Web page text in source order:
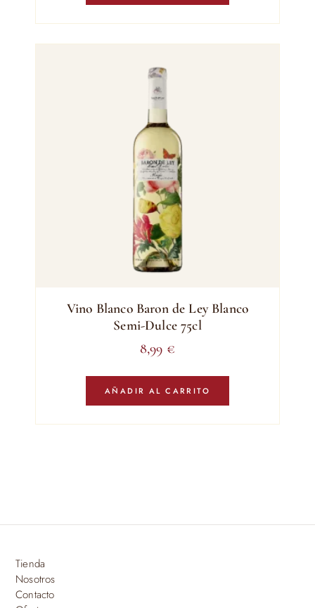
Vino Blanco Baron de Ley Blanco
Semi-Dulce 75cl
8,99 €
AÑADIR AL CARRITO
Tienda
Nosotros
Contacto